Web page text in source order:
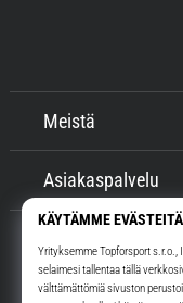
Meistä
Asiakaspalvelu